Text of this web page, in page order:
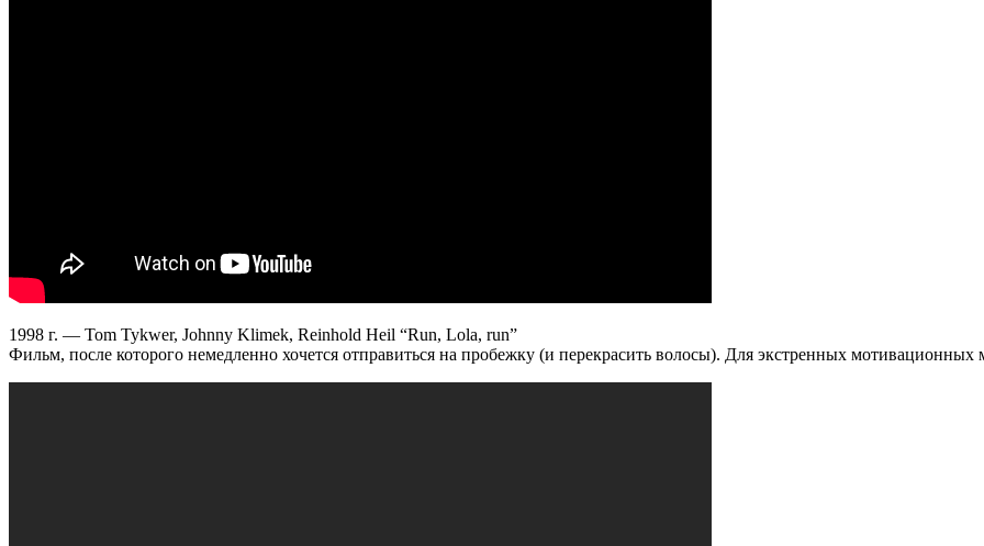
1998 г. — Tom Tykwer, Johnny Klimek, Reinhold Heil “Run, Lola, run”
Фильм, после которого немедленно хочется отправиться на пробежку (и перекрасить волосы). Для экстренных